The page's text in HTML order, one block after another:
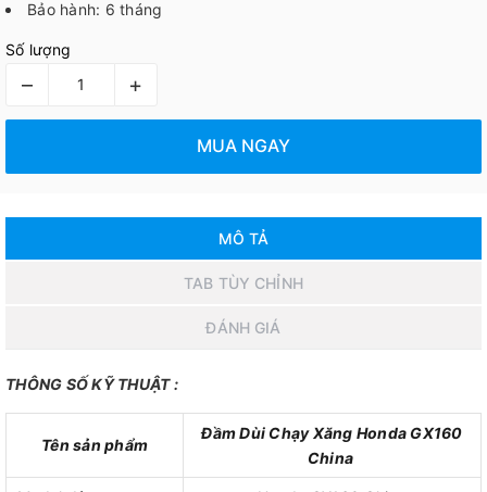
Bảo hành: 6 tháng
Số lượng
– +
MUA NGAY
MÔ TẢ
TAB TÙY CHỈNH
ĐÁNH GIÁ
THÔNG SỐ KỸ THUẬT :
Tên sản phẩm
Đầm Dùi Chạy Xăng Honda GX160
China